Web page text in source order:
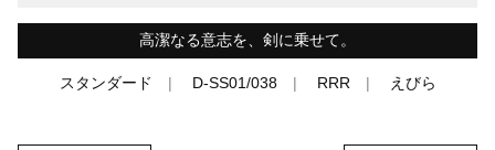
高潔なる意志を、剣に乗せて。
スタンダード D-SS01/038 RRR えびら